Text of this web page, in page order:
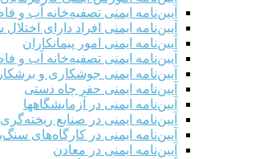
آیین‌نامه ایمنی تصفیه‌خانه آب و
آیین‌نامه ایمنی افراد دارای
آیین‌نامه ایمنی امور پیمانکاران
آیین‌نامه ایمنی تصفیه‌خانه آب و
آیین‌نامه ایمنی جوشکاری و
آیین‌نامه ایمنی حفر چاه دستی
آیین‌نامه ایمنی در آزمایشگاهها
آیین‌نامه ایمنی در صنایع ریخته‌گری
آیین‌نامه ایمنی در کارگاه‌های
آیین‌نامه ایمنی در معادن